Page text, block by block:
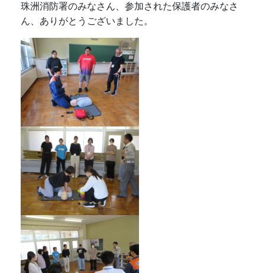
珠洲消防署のみなさん、参加された保護者のみなさ
ん、ありがとうございました。